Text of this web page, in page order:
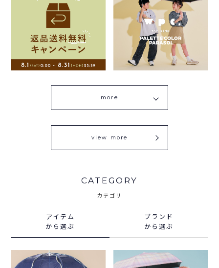
more
view more
CATEGORY
カテゴリ
アイテム
から選ぶ
ブランド
から選ぶ